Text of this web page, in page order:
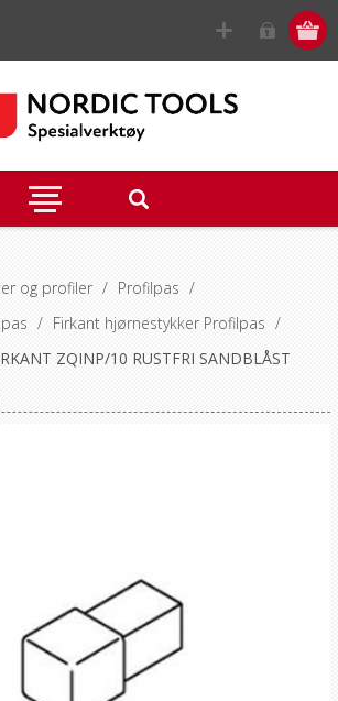
og profiler / Profilpas /
/ Firkant hjørnestykker Profilpas /
ZQINP/10 RUSTFRI SANDBLÅST